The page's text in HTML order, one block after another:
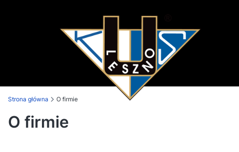
Strona główna O firmie
O firmie